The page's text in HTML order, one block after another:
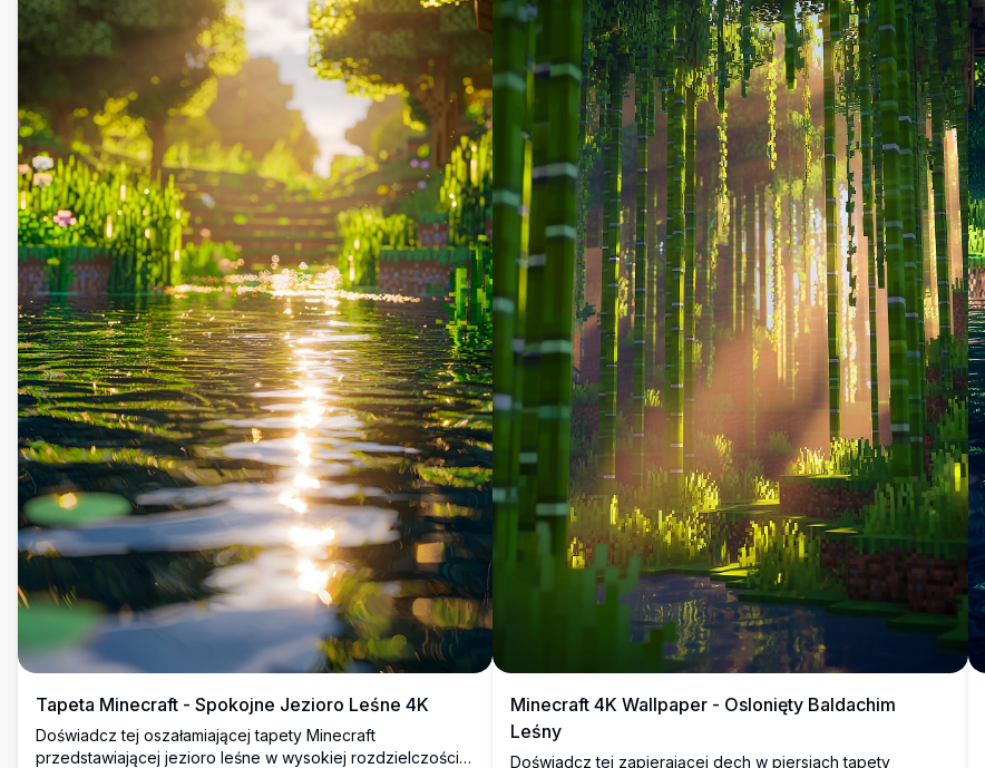
Tapeta Minecraft - Spokojne Jezioro Leśne 4K
Doświadcz tej oszałamiającej tapety Minecraft
przedstawiającej jezioro leśne w wysokiej rozdzielczości
Minecraft 4K Wallpaper - Oslonięty Baldachim
Leśny
Doświadcz tej zapierającej dech w piersiach tapety